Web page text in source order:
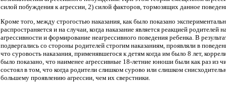
силой побуждения к агрессии, 2) силой факторов, тормозящих данное
Кроме того, между строгостью наказания, как было показано
распространяется и на случаи, когда наказание является реакцией
агрессивности и формирование неагрессивного поведения ребенка. В
подвергались со стороны родителей строгим наказаниям, проявляли в
что суровость наказания, применявшегося к детям когда им было 8 лет,
было показано, что наименее агрессивные 18-летние юноши были как раз из
состоял в том, что когда родители слишком сурово или слишком
большему проявлению агрессии, чем их сверстники.